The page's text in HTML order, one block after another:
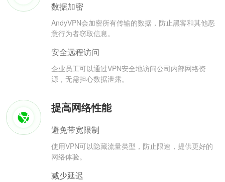
数据加密
AndyVPN会加密所有传输的数据，防止黑客和其他恶
意行为者窃取信息。
安全远程访问
企业员工可以通过VPN安全地访问公司内部网络资
源，无需担心数据泄露。
提高网络性能
避免带宽限制
使用VPN可以隐藏流量类型，防止限速，提供更好的
网络体验。
减少延迟